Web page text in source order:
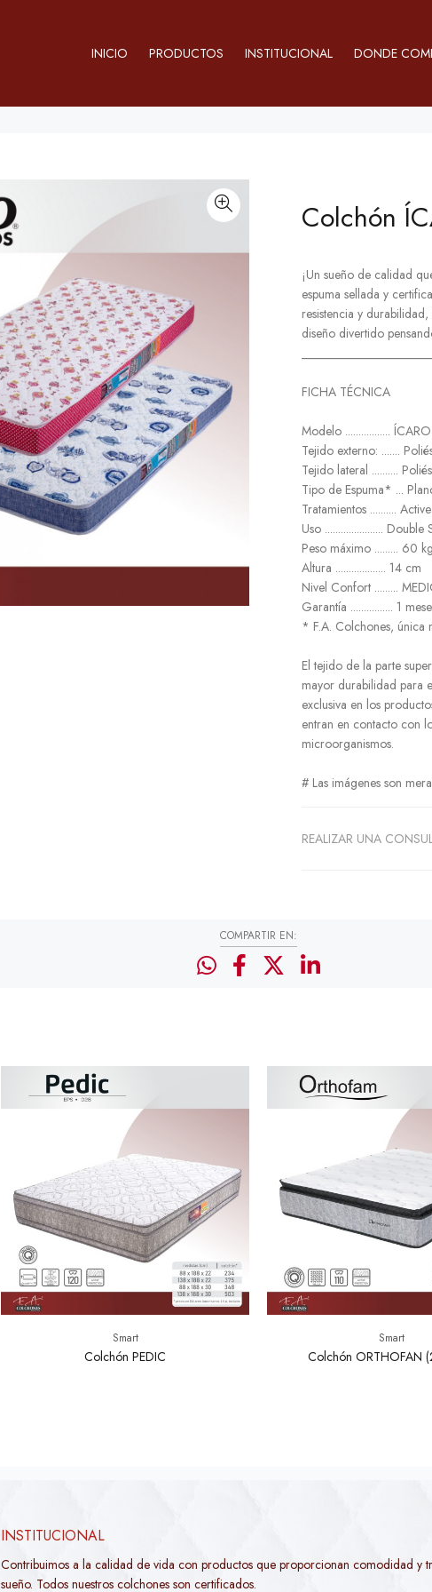
INICIO PRODUCTOS INSTITUCIONAL DONDE
Colchón
¡Un sueño de calidad
espuma sellada y
resistencia y
diseño divertido
FICHA TÉCNICA
Modelo .................
Tejido externo: .......
Tejido lateral ..........
Tipo de Espuma* ...
Tratamientos ..........
Uso ......................
Peso máximo ......... 60 kg
Altura ................... 14 cm
Nivel Confort .........
Garantía ................ 1
* F.A. Colchones, única
El tejido de la parte
mayor durabilidad para
exclusiva en los
entran en contacto con
microorganismos.
# Las imágenes son
REALIZAR UNA
COMPARTIR EN:
Smart
Colchón PEDIC
Smart
Colchón ORTHOFAN
INSTITUCIONAL
Contribuimos a la calidad de vida con productos que proporcionan comodidad y
sueño. Todos nuestros colchones son certificados.